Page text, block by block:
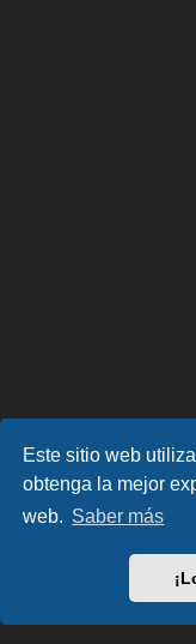
Este sitio web
obtenga la mejor
web. Saber más